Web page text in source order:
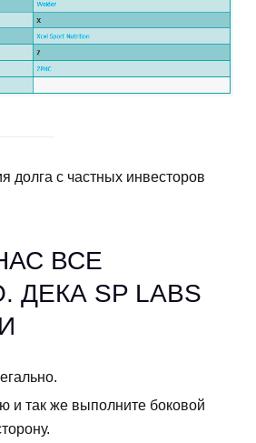
долга с частных инвесторов
ВСЕ
ДЕКА SP LABS
и так же выполните боковой